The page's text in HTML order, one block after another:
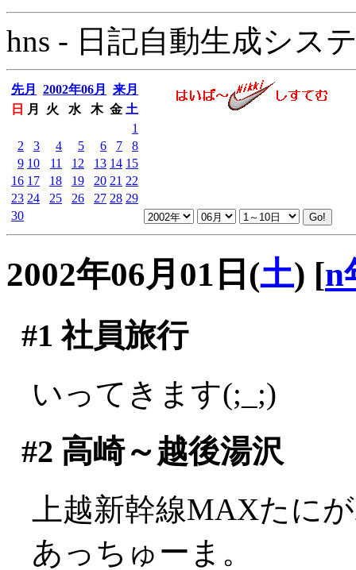
hns - 日記自動生成シス
先月 2002年06月
来月
日
月 火 水 木 金 土
1
2
3 4 5 6 7
8
9 10 11 12 13 14 15
16 17 18 19 20 21 22
23 24 25 26 27 28 29
30
2002年06月01日(土) [n
#1 社員旅行
いってきます(;_;)
#2 高崎～越後湯沢
上越新幹線MAXたに
あっちゅーま。